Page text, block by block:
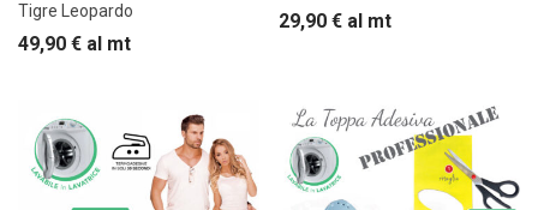
Tigre Leopardo
49,90 € al mt
29,90 € al mt